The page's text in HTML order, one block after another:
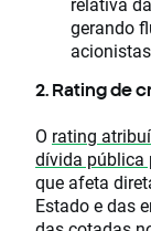
gerando
2. Rating de
O rating
dívida pública
que afeta
Estado e das